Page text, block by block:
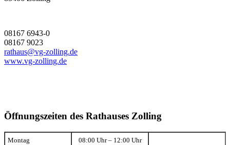
08167 6943-0
08167 9023
rathaus@vg-zolling.de
www.vg-zolling.de
Öffnungszeiten des Rathauses Zolling
Montag 08:00 Uhr – 12:00 Uhr